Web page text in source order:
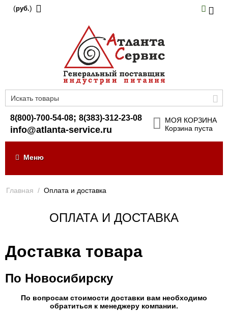
(руб.)
8(800)-700-54-08; 8(383)-312-23-08
info@atlanta-service.ru
МОЯ КОРЗИНА
Корзина пуста
Меню
Главная / Оплата и доставка
ОПЛАТА И ДОСТАВКА
Доставка товара
По Новосибирску
По вопросам стоимости доставки вам необходимо
обратиться к менеджеру компании.